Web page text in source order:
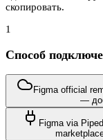
скопировать.
1
Способ
Figma official
—
Figma via